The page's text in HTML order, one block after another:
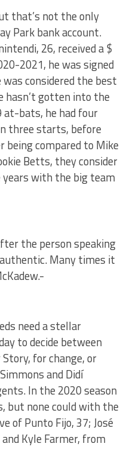
that’s not the only
Park bank account.
26, received a $
2021, he was signed
considered the best
hasn’t gotten into the
at-bats, he had four
three starts, before
compared to Mike
Betts, they consider
with the big team
the person speaking
Many times it
need a stellar
to decide between
for change, or
and Didí
In the 2020 season
but none could with the
of Punto Fijo, 37; José
Kyle Farmer, from